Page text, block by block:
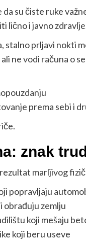
su čiste ruke
lično i javno
stalno prljavi nokti
ne vodi računa o
prema sebi i
znak
marljivog
popravljaju
obrađuju zemlju
koji mešaju
koji beru useve